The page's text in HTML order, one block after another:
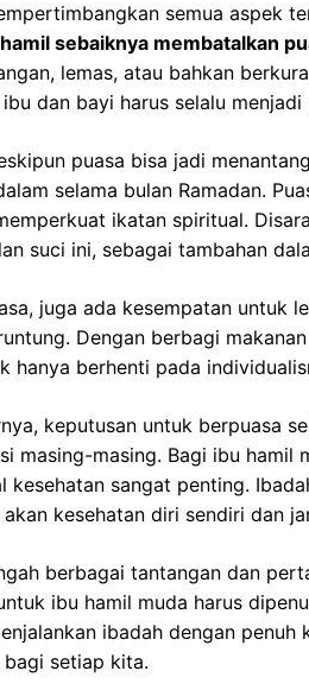
semua aspek
sebaiknya membatalkan
lemas, atau bahkan
ibu dan bayi harus selalu
puasa bisa jadi
selama bulan Ramadan.
ikatan spiritual.
suci ini, sebagai tambahan
juga ada kesempatan untuk
Dengan berbagi
hanya berhenti pada
keputusan untuk berpuasa
masing-masing. Bagi ibu hamil
kesehatan sangat penting.
akan kesehatan diri sendiri dan
berbagai tantangan dan
ibu hamil muda harus
ibadah dengan
bagi setiap kita.